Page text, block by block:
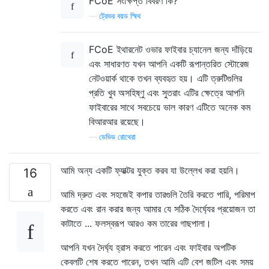
ট্রেভর বয়ড স্মিথ
FCoE ইথারনেট ওভার ফাইবার চ্যানেল জন্য দাঁড়িয়ে
এবং সাধারণত যখন আপনি একটি রূপান্তরিত স্টোরেজ
নেটওয়ার্ক থাকে তখন ব্যবহৃত হয়। এটি ত্রুটিগুলির
প্রতি খুব অসহিষ্ণু এবং সুতরাং এটির ক্ষেত্রে আপনি
ফাইবারের সাথে সবচেয়ে ভাল কারণ এটিতে অনেক কম
বিআরআর রয়েছে।
ডেভিড রোথেরা
16
আমি অন্য একটি ফ্যাক্টর যুক্ত করব যা উল্লেখ করা হয়নি।
আমি দ্রুত এবং সহজেই কপার তারগুলি তৈরি করতে পারি, পরিমাপ
করতে এবং রান করার জন্য আমার যে সঠিক দৈর্ঘ্যের প্রয়োজন তা
কাটাতে ... ফলস্বরূপ আরও কম তারের গাছপালা।
আপনি যখন দৈর্ঘ্য হ্রাস করতে পারেন এবং ফাইবার অপটিক
কেবলটি শেষ করতে পারেন, তখন আমি এটি বেশ জটিল এবং সময়